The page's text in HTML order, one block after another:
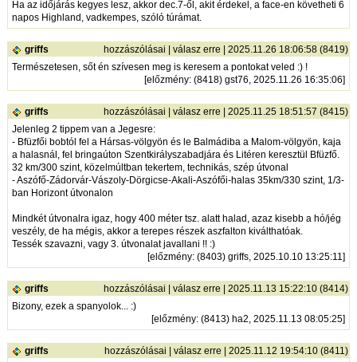
Ha az időjárás kegyes lesz, akkor dec.7-ől, akit érdekel, a face-en követheti 6
napos Highland, vadkempes, szóló túrámat.
griffs hozzászólásai |válasz erre | 2025.11.26 18:06:58 (8419)
Természetesen, sőt én szívesen meg is keresem a pontokat veled :) !
[előzmény: (8418) gst76, 2025.11.26 16:35:06]
griffs hozzászólásai |válasz erre | 2025.11.25 18:51:57 (8415)
Jelenleg 2 tippem van a Jegesre:
- Bfüzfői bobtól fel a Hársas-völgyön és le Balmádiba a Malom-völgyön, kaja
a halasnál, fel bringaúton Szentkirályszabadjára és Litéren keresztül Bfüzfő.
32 km/300 szint, közelmúltban tekertem, technikás, szép útvonal
- Aszófő-Zádorvár-Vászoly-Dörgicse-Akali-Aszófői-halas 35km/330 szint, 1/3-
ban Horizont útvonalon
Mindkét útvonalra igaz, hogy 400 méter tsz. alatt halad, azaz kisebb a hó/jég
veszély, de ha mégis, akkor a terepes részek aszfalton kiválthatóak.
Tessék szavazni, vagy 3. útvonalat javallani !! :)
[előzmény: (8403) griffs, 2025.10.10 13:25:11]
griffs hozzászólásai |válasz erre | 2025.11.13 15:22:10 (8414)
Bizony, ezek a spanyolok... :)
[előzmény: (8413) ha2, 2025.11.13 08:05:25]
griffs hozzászólásai |válasz erre | 2025.11.12 19:54:10 (8411)